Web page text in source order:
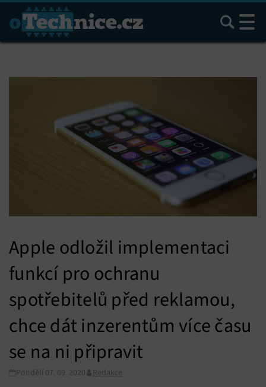
Hledat
Apple odložil implementaci
funkcí pro ochranu
spotřebitelů před reklamou,
chce dát inzerentům více času
se na ni připravit
Pondělí 07. 09. 2020 Redakce